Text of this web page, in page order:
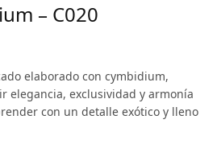
– C020
elaborado con cymbidium,
elegancia, exclusividad y armonía
con un detalle exótico y lleno